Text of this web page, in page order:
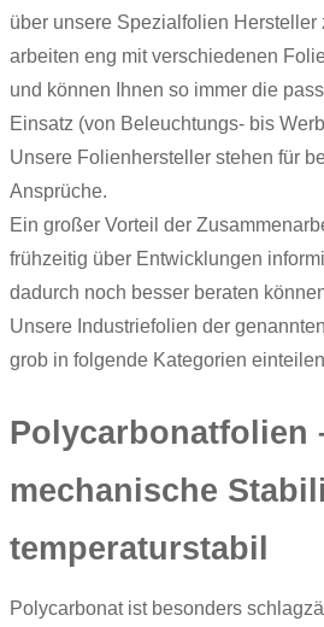
über unsere Spezialfolien Hersteller
arbeiten eng mit verschiedenen
und können Ihnen so immer die
Einsatz (von Beleuchtungs- bis
Unsere Folienhersteller stehen für
Ansprüche.
Ein großer Vorteil der
frühzeitig über Entwicklungen
dadurch noch besser beraten
Unsere Industriefolien der
grob in folgende Kategorien
Polycarbonatfolien
mechanische
temperaturstabil
Polycarbonat ist besonders